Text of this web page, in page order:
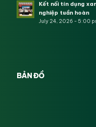
Kết nối tín dụng
nghiệp tuần hoàn
July 24, 2026 - 5:00
BẢN ĐỒ